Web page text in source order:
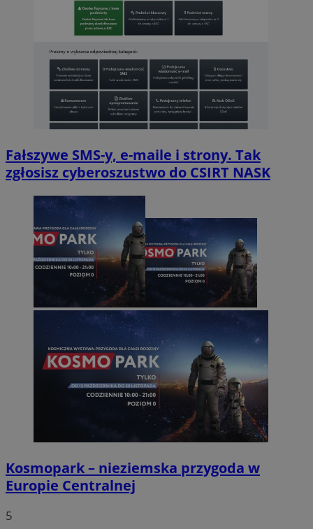
Fałszywe SMS-y, e-maile i strony. Tak
zgłosisz cyberoszustwo do CSIRT NASK
Kosmopark – nieziemska przygoda w
Europie Centralnej
5